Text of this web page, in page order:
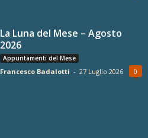
La Luna del Mese – Agosto
2026
Appuntamenti del Mese
Francesco Badalotti - 27 Luglio 2026 0